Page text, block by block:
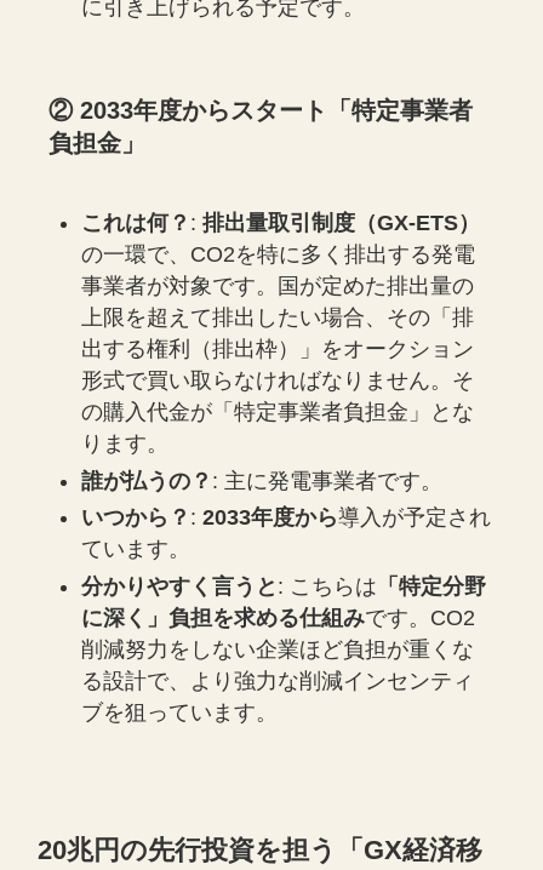
に引き上げられる予定です。
② 2033年度からスタート「特定事業者
負担金」
これは何？ :排出量取引制度（GX-ETS）
の一環で、CO2を特に多く排出する発電
事業者が対象です。国が定めた排出量の
上限を超えて排出したい場合、その「排
出する権利（排出枠）」をオークション
形式で買い取らなければなりません。そ
の購入代金が「特定事業者負担金」とな
ります。
誰が払うの？ : 主に発電事業者です。
いつから？ :2033年度から導入が予定され
ています。
分かりやすく言うと : こちらは 「特定分野
に深く」負担を求める仕組みです。CO2
削減努力をしない企業ほど負担が重くな
る設計で、より強力な削減インセンティ
ブを狙っています。
20兆円の先行投資を担う「GX経済移